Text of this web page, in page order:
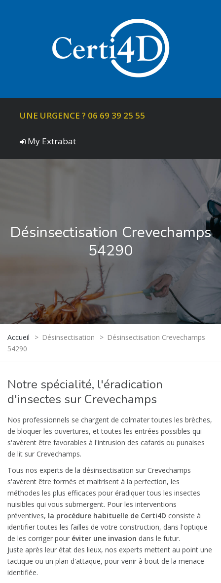
UNE URGENCE ? 06 69 39 25 55
My Extrabat
Désinsectisation Crevechamps
54290
Accueil > Désinsectisation > Désinsectisation Crevechamps
54290
Notre spécialité, l'éradication
d'insectes sur Crevechamps
Nos professionnels se chargent de colmater toutes les brèches,
de bloquer les ouvertures, et toutes les entrées possibles qui
s'avèrent être favorables à l'intrusion des cafards ou punaises
de lit sur Crevechamps.
Tous nos experts de la désinsectisation sur Crevechamps
s'avèrent être formés et maitrisent à la perfection, les
méthodes les plus efficaces pour éradiquer tous les insectes
nuisibles qui vous submergent. Pour les interventions
préventives, la procédure habituelle de Certi4D consiste à
identifier toutes les failles de votre construction, dans l'optique
de les corriger pour éviter une invasion dans le futur.
Juste après leur état des lieux, nos experts mettent au point une
tactique ou un plan d'attaque, pour venir à bout de la menace
identifiée.